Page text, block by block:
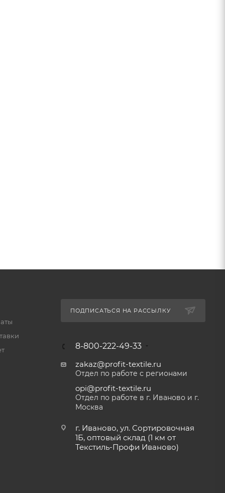
ПОДПИСАТЬСЯ НА РАССЫЛКУ
8-800-222-49-33
zakaz@profit-textile.ru
Отдел по работе с регионами
opi@profit-textile.ru
Отдел по работе в г. Иваново и г.
Москва
г. Иваново, ул. Сортировочная
1Б, оптовый склад (1 км от
Текстиль-Профи Иваново)